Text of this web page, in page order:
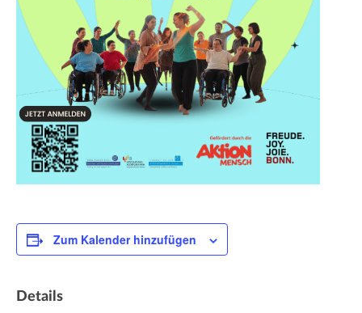
Zum Kalender hinzufügen
Details